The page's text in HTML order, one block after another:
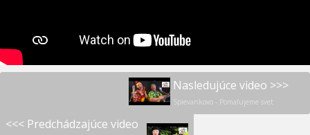
Nasledujúce video >>>
Spievankovo - Pomaľujeme svet
<<< Predchádzajúce video